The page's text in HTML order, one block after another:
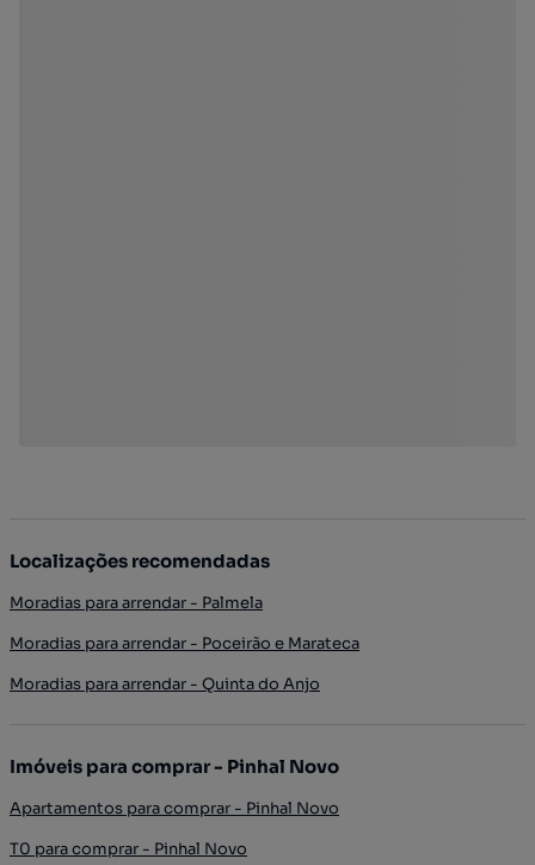
Localizações recomendadas
Moradias para arrendar - Palmela
Moradias para arrendar - Poceirão e Marateca
Moradias para arrendar - Quinta do Anjo
Imóveis para comprar - Pinhal Novo
Apartamentos para comprar - Pinhal Novo
T0 para comprar - Pinhal Novo